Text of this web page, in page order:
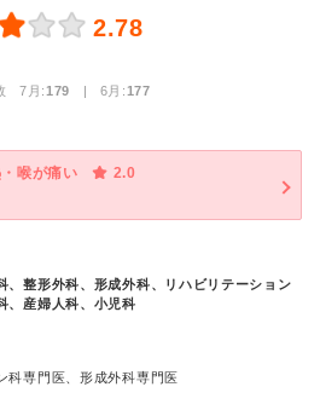
2.78
7月:179 | 6月:177
喉が痛い
2.0
、整形外科、形成外科、リハビリテーション
、産婦人科、小児科
科専門医、形成外科専門医